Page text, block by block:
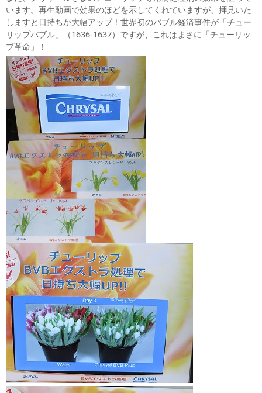
います。再生動画で効果のほどを示してくれていますが、拝見いた
しますと日持ちが大幅アップ！世界初のバブル経済事件が「チュー
リップバブル」（1636-1637）ですが、これはまさに「チューリッ
プ革命」！